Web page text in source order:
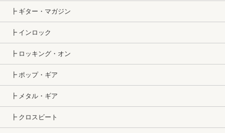
┣ ギター・マガジン
┣ インロック
┣ ロッキング・オン
┣ ポップ・ギア
┣ メタル・ギア
┣ クロスビート